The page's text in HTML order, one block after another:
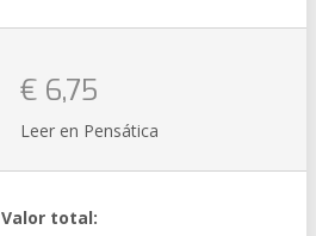
€ 6,75
Leer en Pensática
Valor total: